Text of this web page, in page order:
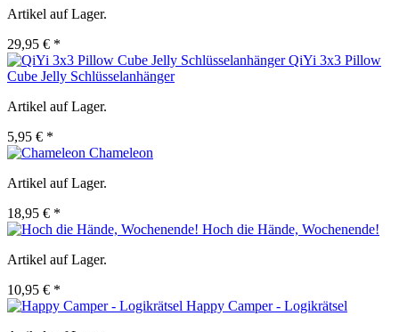
Artikel auf Lager.
29,95 € *
QiYi 3x3 Pillow
Cube Jelly Schlüsselanhänger
Artikel auf Lager.
5,95 € *
Chameleon
Artikel auf Lager.
18,95 € *
Hoch die Hände, Wochenende!
Artikel auf Lager.
10,95 € *
Happy Camper - Logikrätsel